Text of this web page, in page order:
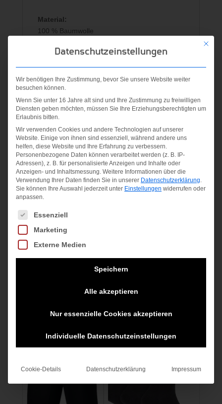
Material:
100 % Baumwolle
Ähnliche Produkte
9038/139
Lean Arm
Band
schwarz-
silber
25,00€
NIKE
Mit
Datenschutzeinstellungen
Wir benötigen Ihre Zustimmung, bevor Sie unsere Website weiter
besuchen können.
Wenn Sie unter 16 Jahre alt sind und Ihre Zustimmung zu freiwilligen
Diensten geben möchten, müssen Sie Ihre Erziehungsberechtigten um
Erlaubnis bitten.
Wir verwenden Cookies und andere Technologien auf unserer
Website. Einige von ihnen sind essenziell, während andere uns
helfen, diese Website und Ihre Erfahrung zu verbessern.
Personenbezogene Daten können verarbeitet werden (z. B. IP-
Adressen), z. B. für personalisierte Anzeigen und Inhalte oder
Anzeigen- und Inhaltsmessung. Weitere Informationen über die
Verwendung Ihrer Daten finden Sie in unserer Datenschutzerklärung.
Sie können Ihre Auswahl jederzeit unter Einstellungen widerrufen oder
anpassen.
Es folgt eine Liste der Service-Gruppen, für die eine
Essenziell
Marketing
Externe Medien
Speichern
Alle akzeptieren
Nur essenzielle Cookies akzeptieren
Individuelle Datenschutzeinstellungen
Cookie-Details Datenschutzerklärung Impressum